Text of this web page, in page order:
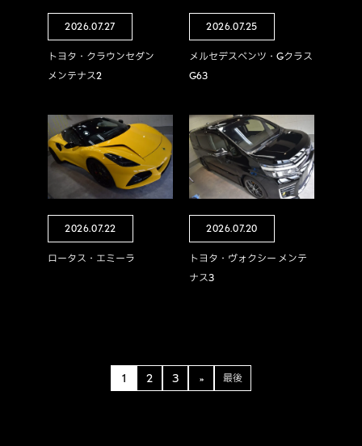
2026.07.27
トヨタ・クラウンセダン
メンテナス2
2026.07.25
メルセデスベンツ・Gクラス
G63
2026.07.22
ロータス・エミーラ
2026.07.20
トヨタ・ヴォクシー メンテ
ナス3
1 2 3 » 最後